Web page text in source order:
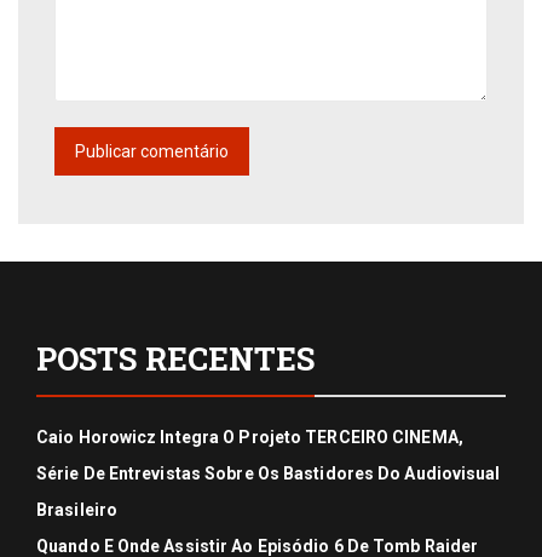
POSTS RECENTES
Caio Horowicz Integra O Projeto TERCEIRO CINEMA,
Série De Entrevistas Sobre Os Bastidores Do Audiovisual
Brasileiro
Quando E Onde Assistir Ao Episódio 6 De Tomb Raider